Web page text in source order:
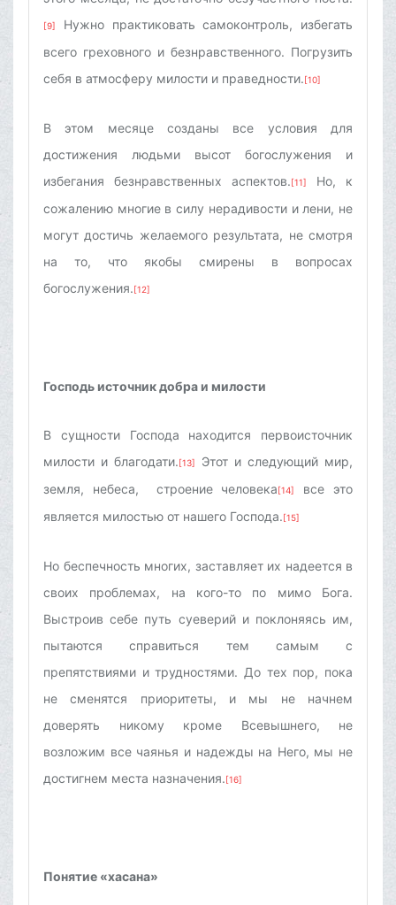
[9]
Нужно практиковать самоконтроль, избегать
всего греховного и безнравственного. Погрузить
себя в атмосферу милости и праведности.[10]
В этом месяце созданы все условия для
достижения людьми высот богослужения и
избегания безнравственных аспектов.[11]
Но, к
сожалению многие в силу нерадивости и лени, не
могут достичь желаемого результата, не смотря
на то, что якобы смирены в вопросах
богослужения.[12]
Господь источник добра и милости
В сущности Господа находится первоисточник
милости и благодати.[13]
Этот и следующий мир,
земля, небеса, строение человека[14]
все это
является милостью от нашего Господа.[15]
Но беспечность многих, заставляет их надеется в
своих проблемах, на кого-то по мимо Бога.
Выстроив себе путь суеверий и поклоняясь им,
пытаются справиться тем самым с
препятствиями и трудностями. До тех пор, пока
не сменятся приоритеты, и мы не начнем
доверять никому кроме Всевышнего, не
возложим все чаянья и надежды на Него, мы не
достигнем места назначения.[16]
Понятие «хасана»